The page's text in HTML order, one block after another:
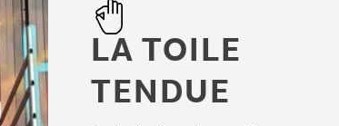
LA TOILE
TENDUE